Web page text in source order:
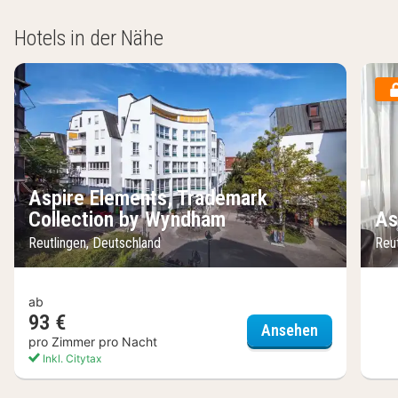
Hotels in der Nähe
Aspire Elements, Trademark
Collection by Wyndham
Reutlingen, Deutschland
ab
93 €
pro Zimmer pro Nacht
Inkl. Citytax
Ansehen